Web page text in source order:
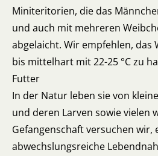
Miniteritorien, die das
und auch mit mehreren
abgelaicht. Wir empfehlen, das
bis mittelhart mit 22-25 °C zu
Futter
In der Natur leben sie von
und deren Larven sowie vielen
Gefangenschaft versuchen wir,
abwechslungsreiche